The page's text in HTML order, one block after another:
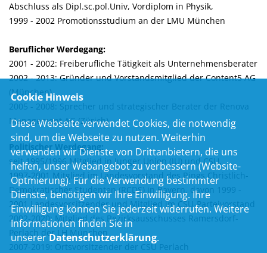
Abschluss als Dipl.sc.pol.Univ, Vordiplom in Physik,
1999 - 2002 Promotionsstudium an der LMU München
Beruflicher Werdegang:
2001 - 2002: Freiberufliche Tätigkeit als Unternehmensberater
2002 - 2013: Gründer und Vorstandsmitglied der Content5 AG
(München)
2005 - 2008: Sprecher und strategischer Berater der Renova
Management AG (Zürich)
Politischer Werdegang:
seit 1995/1996 Mitglied in Junger Union (JU) und CSU,
1997-2001 Mitglied im Landesvorstand des Rings Christlich-
Demokratischer Studenten (RCDS) in Bayern, davon 1999 -
2001 Landesvorsitzender und Mitglied im CSU-Parteivorstand
2002-2020: Mitglied des Bezirksausschusses Ramersdorf-
Perlach der LH München
2007-2019: Ortsvorsitzender der CSU Perlach
Cookie Hinweis
Diese Webseite verwendet Cookies, die notwendig
sind, um die Webseite zu nutzen. Weiterhin
verwenden wir Dienste von Drittanbietern, die uns
helfen, unser Webangebot zu verbessern (Website-
Optmierung). Für die Verwendung bestimmter
Dienste, benötigen wir Ihre Einwilligung. Ihre
Einwilligung können Sie jederzeit widerrufen. Weitere
Informationen finden Sie in
unsererDatenschutzerklärung.